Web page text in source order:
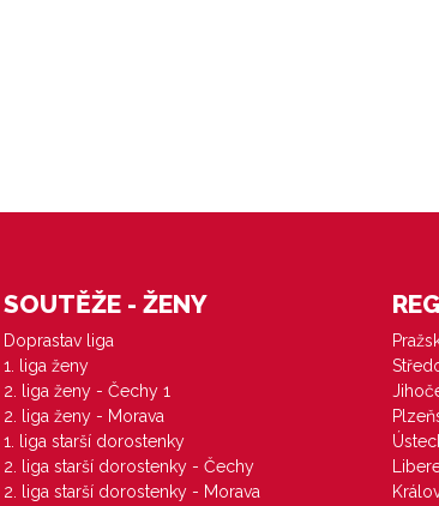
SOUTĚŽE - ŽENY
Doprastav liga
1. liga ženy
2. liga ženy - Čechy 1
2. liga ženy - Morava
1. liga starší dorostenky
2. liga starší dorostenky - Čechy
2. liga starší dorostenky - Morava